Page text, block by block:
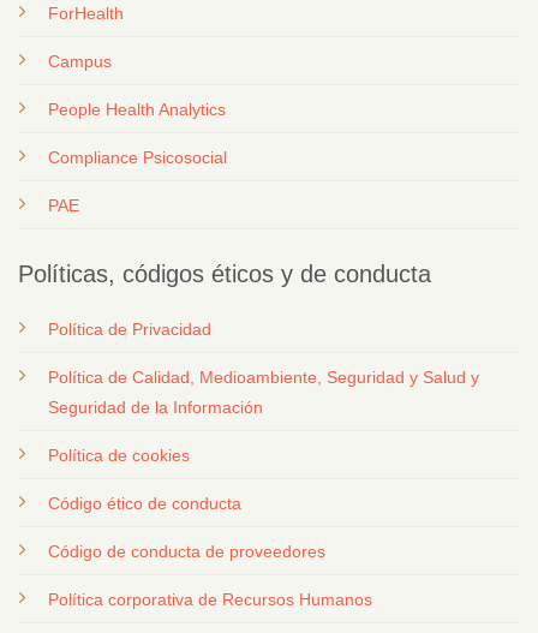
ForHealth
Campus
People Health Analytics
Compliance Psicosocial
PAE
Políticas, códigos éticos y de conducta
Política de Privacidad
Política de Calidad, Medioambiente, Seguridad y Salud y
Seguridad de la Información
Política de cookies
Código ético de conducta
Código de conducta de proveedores
Política corporativa de Recursos Humanos